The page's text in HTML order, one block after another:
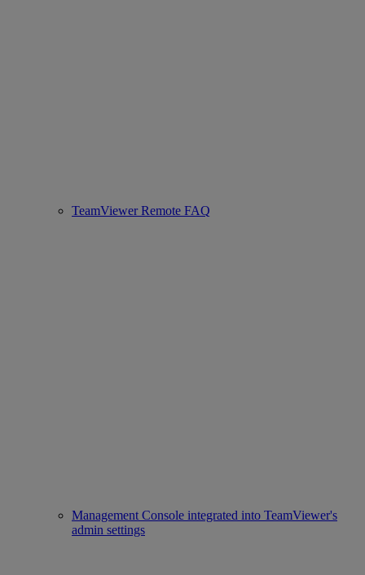
TeamViewer Remote FAQ
Management Console integrated into TeamViewer's
admin settings